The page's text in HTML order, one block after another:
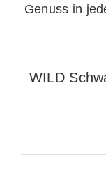
Genuss in
WILD